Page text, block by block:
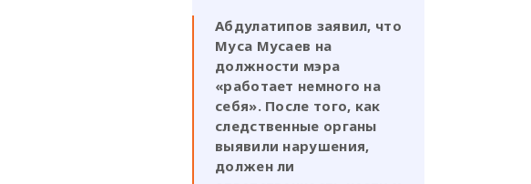
Абдулатипов заявил, что
Муса Мусаев на
должности мэра
«работает немного на
себя». После того, как
следственные органы
выявили нарушения,
должен ли